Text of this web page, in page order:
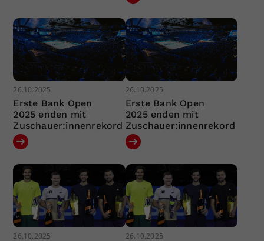
26.10.2025
Erste Bank Open
2025 enden mit
Zuschauer:innenrekord
26.10.2025
Erste Bank Open
2025 enden mit
Zuschauer:innenrekord
26.10.2025 26.10.2025